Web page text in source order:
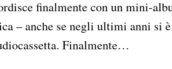
finalmente con un mini-
– anche se negli ultimi anni si
Finalmente…